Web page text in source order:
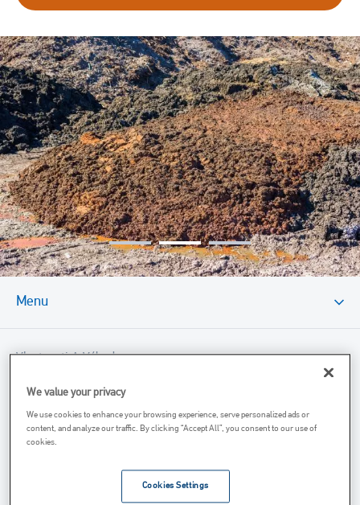
Obrázok
Menu
Vlastnosti A Výhody
Technický Výkres
Súvisiace Produkty
We value your privacy
We use cookies to enhance your browsing experience, serve personalized ads or
content, and analyze our traffic. By clicking “Accept All”, you consent to our use of
cookies.
Cookies Settings